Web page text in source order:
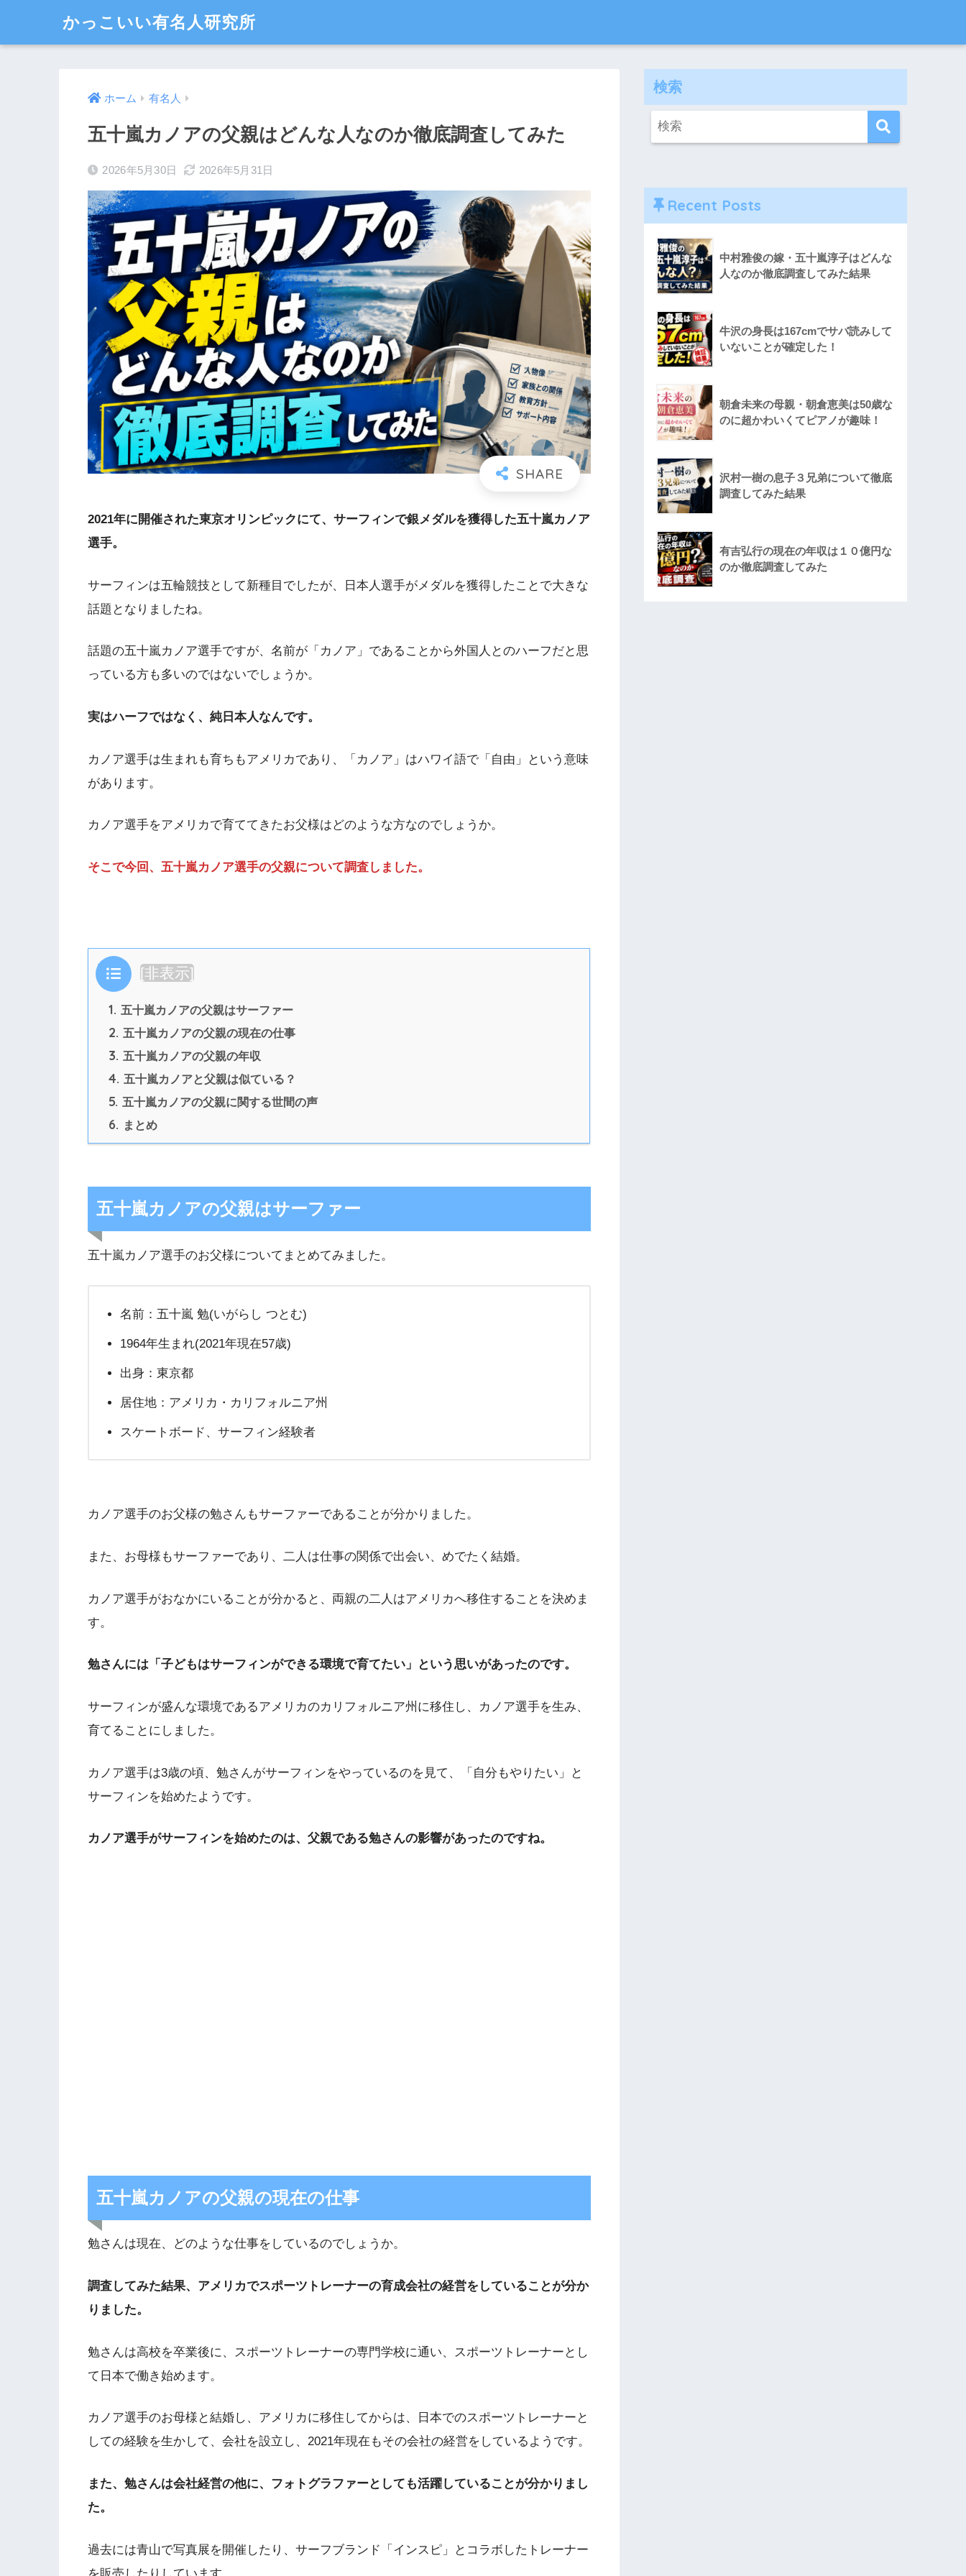
かっこいい有名人研究所
ホーム 有名人
五十嵐カノアの父親はどんな人なのか徹底調査してみた
2026年5月30日 2026年5月31日
2021年に開催された東京オリンピックにて、サーフィンで銀メダルを獲得した五十嵐カノア
選手。
サーフィンは五輪競技として新種目でしたが、日本人選手がメダルを獲得したことで大きな
話題となりましたね。
話題の五十嵐カノア選手ですが、名前が「カノア」であることから外国人とのハーフだと思
っている方も多いのではないでしょうか。
実はハーフではなく、純日本人なんです。
カノア選手は生まれも育ちもアメリカであり、「カノア」はハワイ語で「自由」という意味
があります。
カノア選手をアメリカで育ててきたお父様はどのような方なのでしょうか。
そこで今回、五十嵐カノア選手の父親について調査しました。
目次 [非表示]
1. 五十嵐カノアの父親はサーファー
2. 五十嵐カノアの父親の現在の仕事
3. 五十嵐カノアの父親の年収
4. 五十嵐カノアと父親は似ている？
5. 五十嵐カノアの父親に関する世間の声
6. まとめ
五十嵐カノアの父親はサーファー
五十嵐カノア選手のお父様についてまとめてみました。
名前：五十嵐 勉(いがらし つとむ)
1964年生まれ(2021年現在57歳)
出身：東京都
居住地：アメリカ・カリフォルニア州
スケートボード、サーフィン経験者
カノア選手のお父様の勉さんもサーファーであることが分かりました。
また、お母様もサーファーであり、二人は仕事の関係で出会い、めでたく結婚。
カノア選手がおなかにいることが分かると、両親の二人はアメリカへ移住することを決めま
す。
勉さんには「子どもはサーフィンができる環境で育てたい」という思いがあったのです。
サーフィンが盛んな環境であるアメリカのカリフォルニア州に移住し、カノア選手を生み、
育てることにしました。
カノア選手は3歳の頃、勉さんがサーフィンをやっているのを見て、「自分もやりたい」と
サーフィンを始めたようです。
カノア選手がサーフィンを始めたのは、父親である勉さんの影響があったのですね。
五十嵐カノアの父親の現在の仕事
勉さんは現在、どのような仕事をしているのでしょうか。
調査してみた結果、アメリカでスポーツトレーナーの育成会社の経営をしていることが分か
りました。
勉さんは高校を卒業後に、スポーツトレーナーの専門学校に通い、スポーツトレーナーとし
て日本で働き始めます。
カノア選手のお母様と結婚し、アメリカに移住してからは、日本でのスポーツトレーナーと
しての経験を生かして、会社を設立し、2021年現在もその会社の経営をしているようです。
また、勉さんは会社経営の他に、フォトグラファーとしても活躍していることが分かりまし
た。
過去には青山で写真展を開催したり、サーフブランド「インスピ」とコラボしたトレーナー
検索
Recent Posts
中村雅俊の嫁・五十嵐淳子はどんな
人なのか徹底調査してみた結果
牛沢の身長は167cmでサバ読みして
いないことが確定した！
朝倉未来の母親・朝倉恵美は50歳な
のに超かわいくてピアノが趣味！
沢村一樹の息子３兄弟について徹底
調査してみた結果
有吉弘行の現在の年収は１０億円な
のか徹底調査してみた